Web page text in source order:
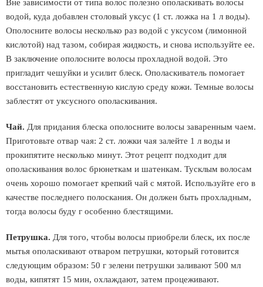
Вне зависимости от типа волос полезно ополаскивать волосы
водой, куда добавлен столовый уксус (1 ст. ложка на 1 л воды).
Ополосните волосы несколько раз водой с уксусом (лимонной
кислотой) над тазом, собирая жидкость, и снова используйте ее.
В заключение ополосните волосы прохладной водой. Это
пригладит чешуйки и усилит блеск. Ополаскиватель помогает
восстановить естественную кислую среду кожи. Темные волосы
заблестят от уксусного ополаскивания.
Чай. Для придания блеска ополосните волосы заваренным чаем.
Приготовьте отвар чая: 2 ст. ложки чая залейте 1 л воды и
прокипятите несколько минут. Этот рецепт подходит для
ополаскивания волос брюнеткам и шатенкам. Тусклым волосам
очень хорошо помогает крепкий чай с мятой. Используйте его в
качестве последнего полоскания. Он должен быть прохладным,
тогда волосы буду г особенно блестящими.
Петрушка. Для того, чтобы волосы приобрели блеск, их после
мытья ополаскивают отваром петрушки, который готовится
следующим образом: 50 г зелени петрушки заливают 500 мл
воды, кипятят 15 мин, охлаждают, затем процеживают.